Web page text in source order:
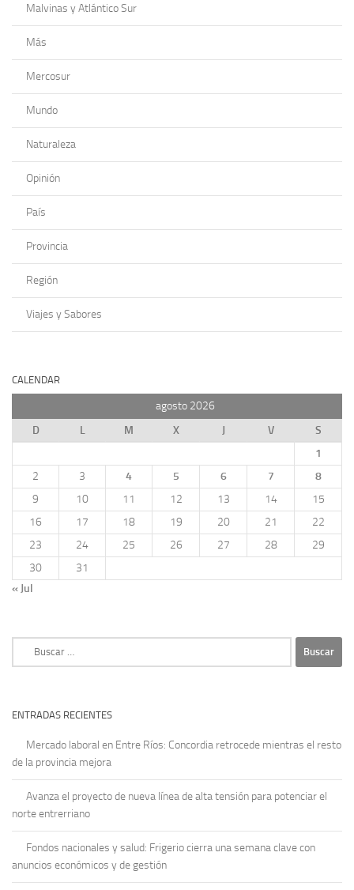
Malvinas y Atlántico Sur
Más
Mercosur
Mundo
Naturaleza
Opinión
País
Provincia
Región
Viajes y Sabores
CALENDAR
agosto 2026
D
L M X J V
S
1
2
3 4 5 6 7
8
9
10 11 12 13 14
15
16
17 18 19 20 21
22
23
24 25 26 27 28
29
30
31
« Jul
ENTRADAS RECIENTES
Mercado laboral en Entre Ríos: Concordia retrocede mientras el resto
de la provincia mejora
Avanza el proyecto de nueva línea de alta tensión para potenciar el
norte entrerriano
Fondos nacionales y salud: Frigerio cierra una semana clave con
anuncios económicos y de gestión